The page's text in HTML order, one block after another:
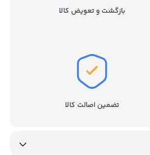
بازگشت و تعویض کالا
تضمین اصالت کالا